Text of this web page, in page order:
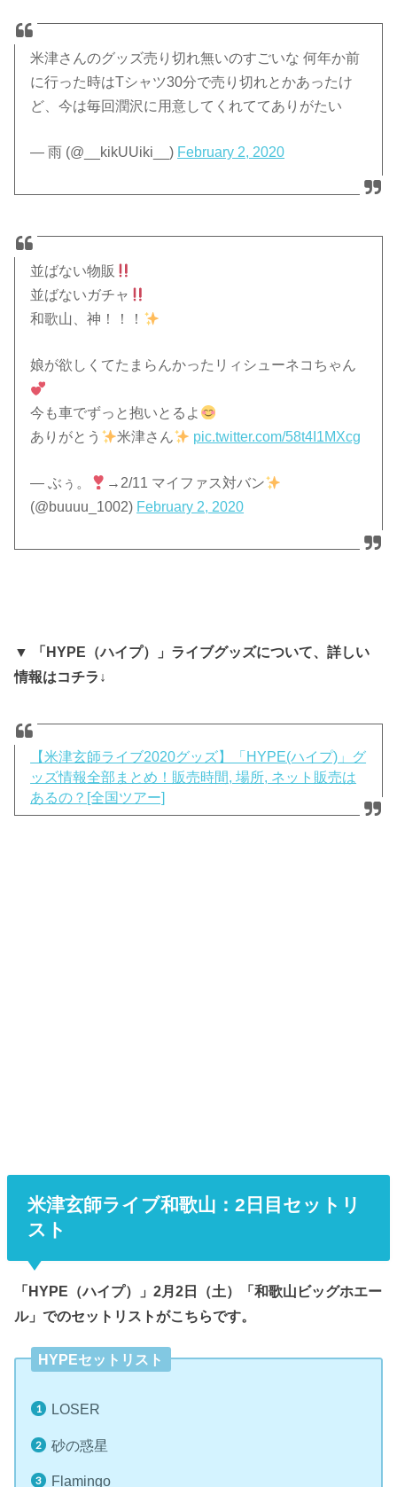
米津さんのグッズ売り切れ無いのすごいな 何年か前
に行った時はTシャツ30分で売り切れとかあったけ
ど、今は毎回潤沢に用意してくれててありがたい
— 雨 (@__kikUUiki__) February 2, 2020
並ばない物販
並ばないガチャ
和歌山、神！！！
娘が欲しくてたまらんかったリィシューネコちゃん
今も車でずっと抱いとるよ
ありがとう
米津さん pic.twitter.com/58t4I1MXcg
— ぶぅ。
→2/11 マイファス対バン
(@buuuu_1002) February 2, 2020
▼ 「HYPE（ハイプ）」ライブグッズについて、詳しい
情報はコチラ↓
【米津玄師ライブ2020グッズ】「HYPE(ハイプ)」グ
ッズ情報全部まとめ！販売時間, 場所, ネット販売は
あるの？[全国ツアー]
米津玄師ライブ和歌山：2日目セットリ
スト
「HYPE（ハイプ）」2月2日（土）「和歌山ビッグホエー
ル」でのセットリストがこちらです。
HYPEセットリスト
LOSER
砂の惑星
Flamingo